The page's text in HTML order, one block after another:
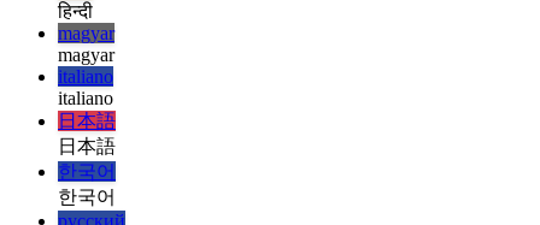
עברית
עברית
हिन्दी
हिन्दी
magyar
magyar
italiano
italiano
日本語
日本語